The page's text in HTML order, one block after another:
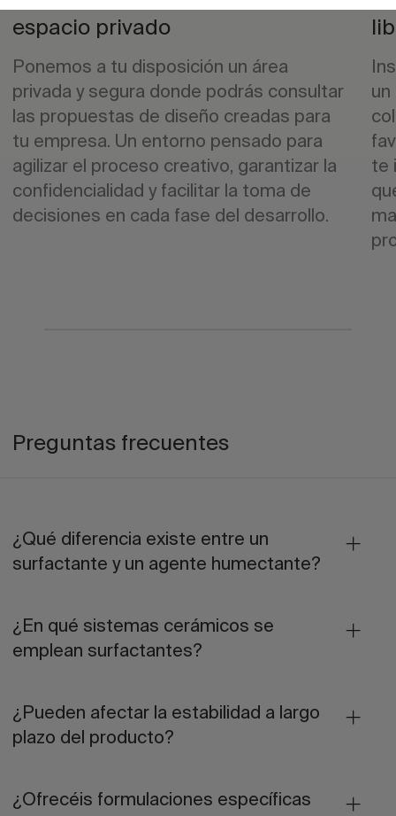
espacio privado
Ponemos a tu disposición un área
privada y segura donde podrás consultar
las propuestas de diseño creadas para
tu empresa. Un entorno pensado para
agilizar el proceso creativo, garantizar la
confidencialidad y facilitar la toma de
decisiones en cada fase del desarrollo.
un
te
Preguntas frecuentes
¿Qué diferencia existe entre un
surfactante y un agente humectante?
¿En qué sistemas cerámicos se
emplean surfactantes?
¿Pueden afectar la estabilidad a largo
plazo del producto?
¿Ofrecéis formulaciones específicas